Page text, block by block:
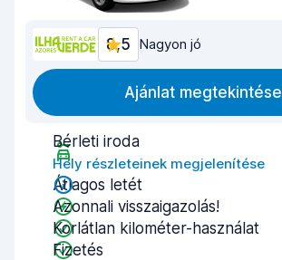
8,5 Nagyon jó
Ajánlat megtekintése
Bérleti iroda
Hely részleteinek megjelenítése
Átlagos letét
Azonnali visszaigazolás!
Korlátlan kilométer-használat
Fizetés